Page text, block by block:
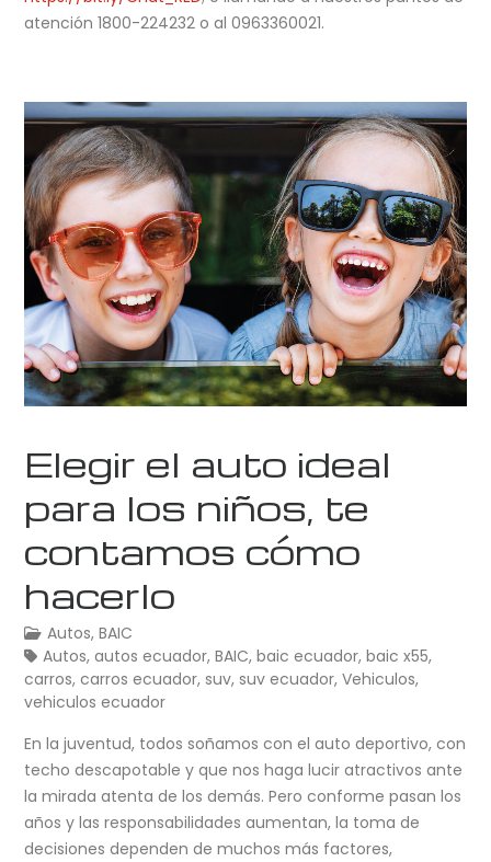
atención 1800-224232 o al 0963360021.
Elegir el auto ideal
para los niños, te
contamos cómo
hacerlo
Autos,BAIC
Autos,autos ecuador,BAIC,baic ecuador,baic x55,
carros,carros ecuador,suv,suv ecuador,Vehiculos,
vehiculos ecuador
En la juventud, todos soñamos con el auto deportivo, con
techo descapotable y que nos haga lucir atractivos ante
la mirada atenta de los demás. Pero conforme pasan los
años y las responsabilidades aumentan, la toma de
decisiones dependen de muchos más factores,